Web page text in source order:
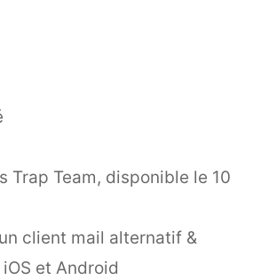
Trap Team, disponible le 10
client mail alternatif &
et Android